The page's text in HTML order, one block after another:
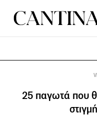
25 παγωτά που